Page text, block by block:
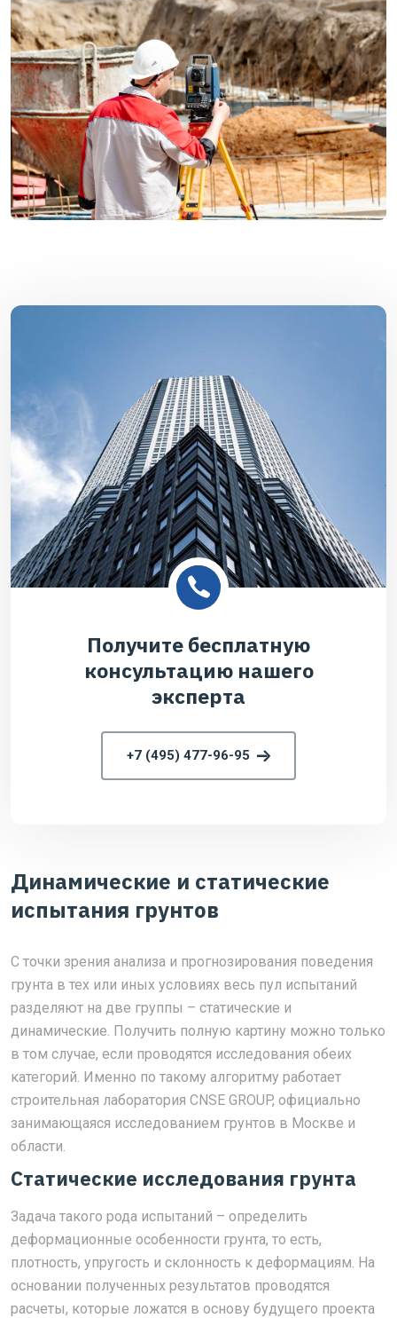
Получите бесплатную
консультацию нашего
эксперта
+7 (495) 477-96-95
Динамические и статические
испытания грунтов
С точки зрения анализа и прогнозирования поведения
грунта в тех или иных условиях весь пул испытаний
разделяют на две группы – статические и
динамические. Получить полную картину можно только
в том случае, если проводятся исследования обеих
категорий. Именно по такому алгоритму работает
строительная лаборатория CNSE GROUP, официально
занимающаяся исследованием грунтов в Москве и
области.
Статические исследования грунта
Задача такого рода испытаний – определить
деформационные особенности грунта, то есть,
плотность, упругость и склонность к деформациям. На
основании полученных результатов проводятся
расчеты, которые ложатся в основу будущего проекта